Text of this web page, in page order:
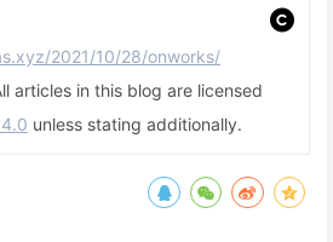
2021/10/28/onworks/
articles in this blog are licensed
unless stating additionally.